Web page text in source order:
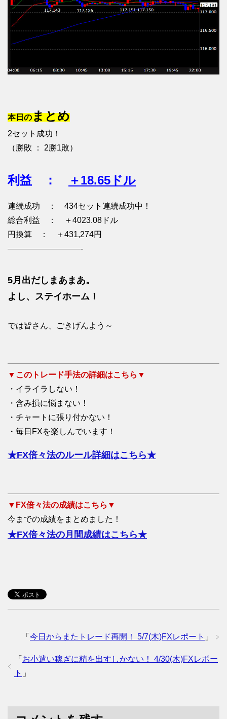
本日のまとめ
2セット成功！
（勝敗 ： 2勝1敗）
利益 ： ＋18.65ドル
連続成功 ： 434セット連続成功中！
総合利益 ： ＋4023.08ドル
円換算 ： ＋431,274円
—————————-
5月出だしまあまあ。
よし、ステイホーム！
では皆さん、ごきげんよう～
▼このトレード手法の詳細はこちら▼
・イライラしない！
・含み損に悩まない！
・チャートに張り付かない！
・毎日FXを楽しんでいます！
★FX倍々法のルール詳細はこちら★
▼FX倍々法の成績はこちら▼
今までの成績をまとめました！
★FX倍々法の月間成績はこちら★
「 今日からまたトレード再開！ 5/7(木)FXレポート 」
「 お小遣い稼ぎに精を出すしかない！ 4/30(木)FXレポー
ト 」